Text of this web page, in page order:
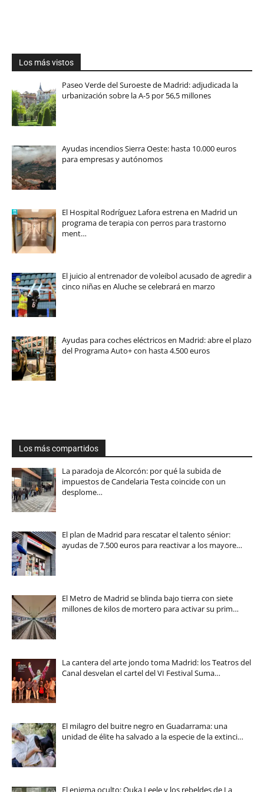
Los más vistos
Paseo Verde del Suroeste de Madrid: adjudicada la
urbanización sobre la A-5 por 56,5 millones
Ayudas incendios Sierra Oeste: hasta 10.000 euros
para empresas y autónomos
El Hospital Rodríguez Lafora estrena en Madrid un
programa de terapia con perros para trastorno
ment…
El juicio al entrenador de voleibol acusado de agredir a
cinco niñas en Aluche se celebrará en marzo
Ayudas para coches eléctricos en Madrid: abre el plazo
del Programa Auto+ con hasta 4.500 euros
Los más compartidos
La paradoja de Alcorcón: por qué la subida de
impuestos de Candelaria Testa coincide con un
desplome…
El plan de Madrid para rescatar el talento sénior:
ayudas de 7.500 euros para reactivar a los mayore…
El Metro de Madrid se blinda bajo tierra con siete
millones de kilos de mortero para activar su prim…
La cantera del arte jondo toma Madrid: los Teatros del
Canal desvelan el cartel del VI Festival Suma…
El milagro del buitre negro en Guadarrama: una
unidad de élite ha salvado a la especie de la extinci…
El enigma oculto: Ouka Leele y los rebeldes de La